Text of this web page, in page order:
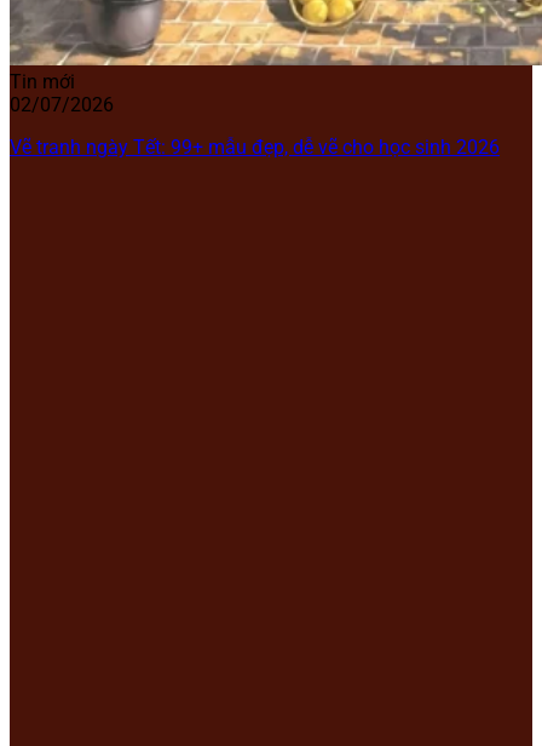
Tin mới
02/07/2026
Vẽ tranh ngày Tết: 99+ mẫu đẹp, dễ vẽ cho học sinh 2026